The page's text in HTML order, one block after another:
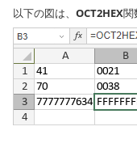
以下の図は、 OCT2HEX関